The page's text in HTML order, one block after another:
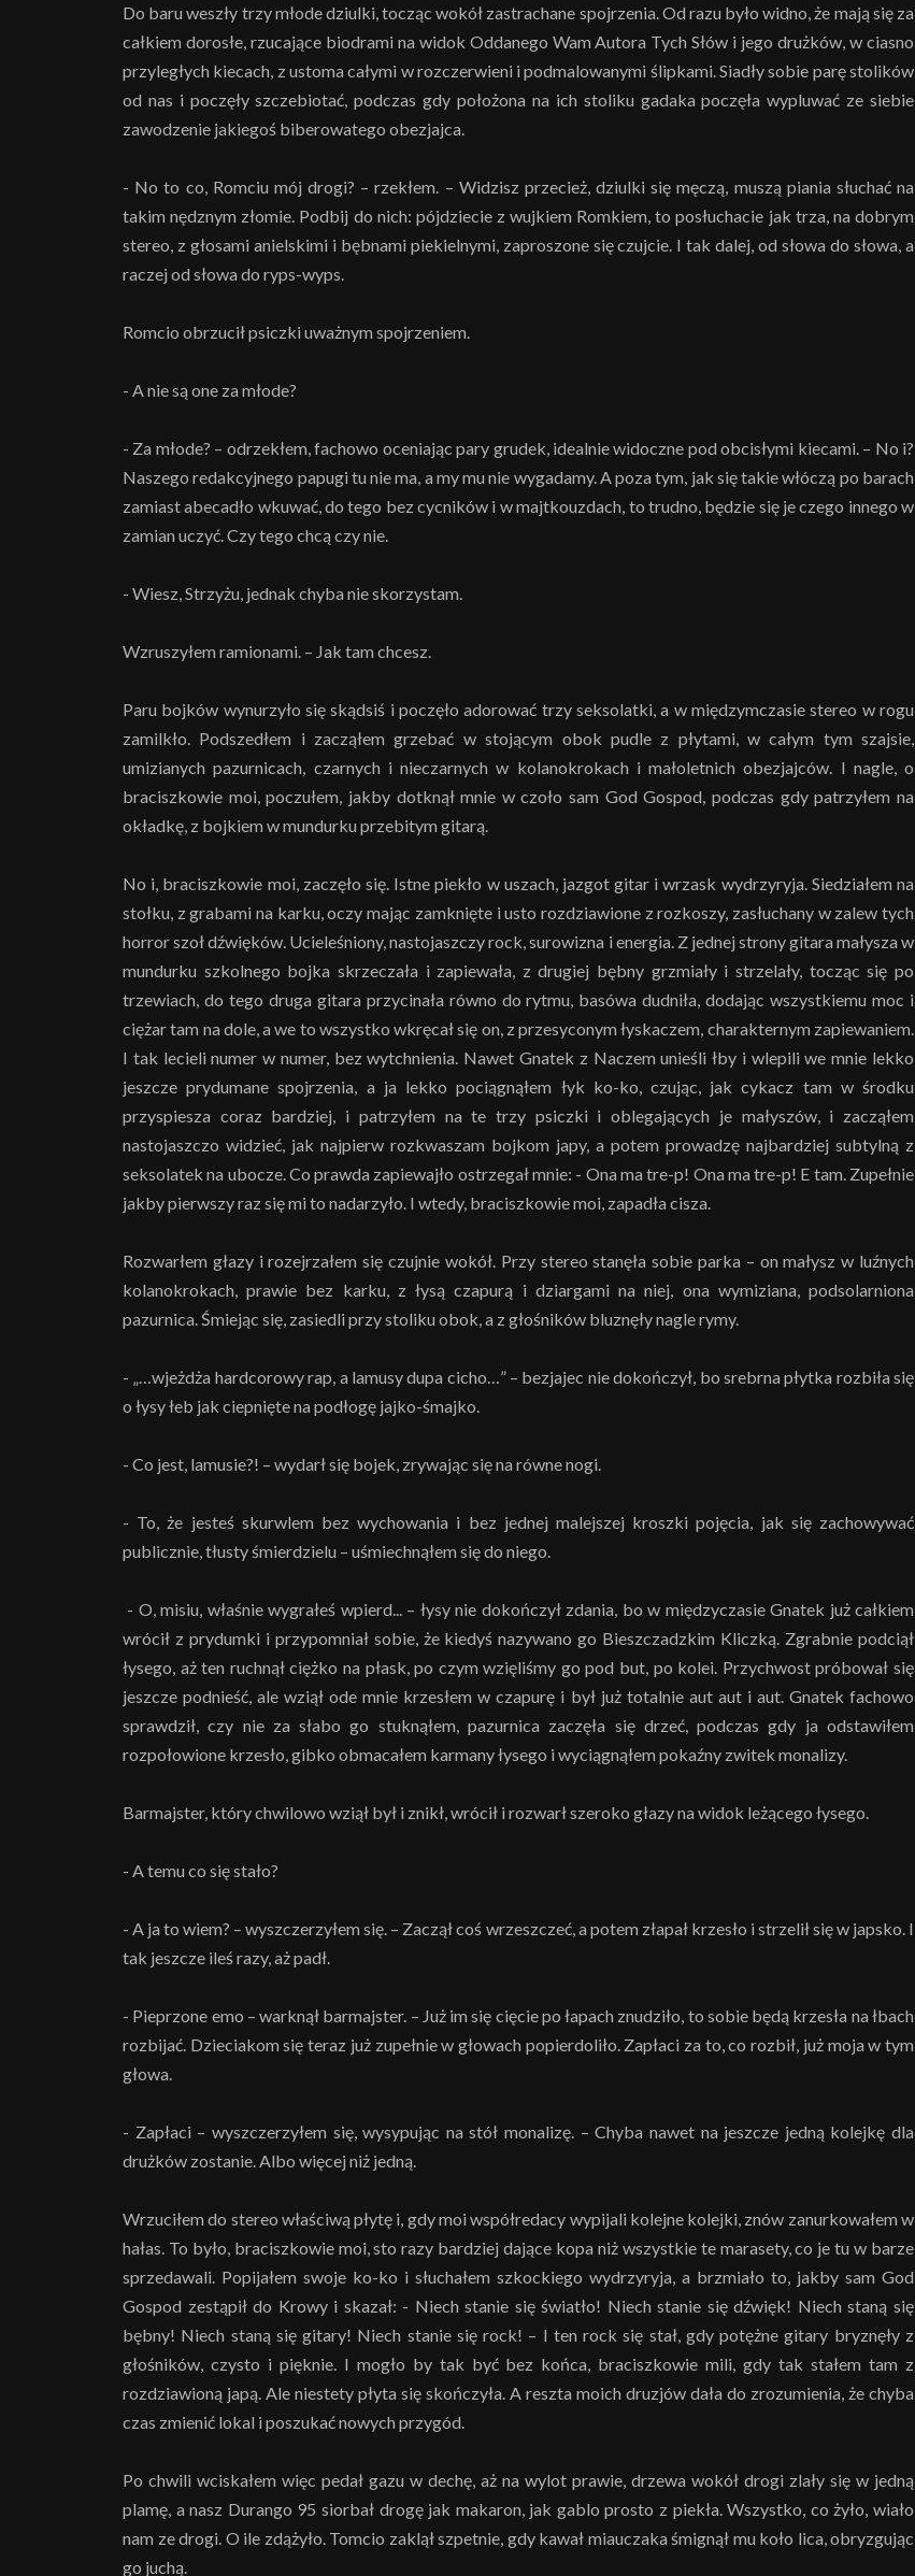
Do baru weszły trzy młode dziulki, tocząc wokół zastrachane spojrzenia. Od razu było widno, że mają się za
całkiem dorosłe, rzucające biodrami na widok Oddanego Wam Autora Tych Słów i jego drużków, w ciasno
przyległych kiecach, z ustoma całymi w rozczerwieni i podmalowanymi ślipkami. Siadły sobie parę stolików
od nas i poczęły szczebiotać, podczas gdy położona na ich stoliku gadaka poczęła wypluwać ze siebie
zawodzenie jakiegoś biberowatego obezjajca.
- No to co, Romciu mój drogi? – rzekłem. – Widzisz przecież, dziulki się męczą, muszą piania słuchać na
takim nędznym złomie. Podbij do nich: pójdziecie z wujkiem Romkiem, to posłuchacie jak trza, na dobrym
stereo, z głosami anielskimi i bębnami piekielnymi, zaproszone się czujcie. I tak dalej, od słowa do słowa, a
raczej od słowa do ryps-wyps.
Romcio obrzucił psiczki uważnym spojrzeniem.
- A nie są one za młode?
- Za młode? – odrzekłem, fachowo oceniając pary grudek, idealnie widoczne pod obcisłymi kiecami. – No i?
Naszego redakcyjnego papugi tu nie ma, a my mu nie wygadamy. A poza tym, jak się takie włóczą po barach
zamiast abecadło wkuwać, do tego bez cycników i w majtkouzdach, to trudno, będzie się je czego innego w
zamian uczyć. Czy tego chcą czy nie.
- Wiesz, Strzyżu, jednak chyba nie skorzystam.
Wzruszyłem ramionami. – Jak tam chcesz.
Paru bojków wynurzyło się skądsiś i poczęło adorować trzy seksolatki, a w międzymczasie stereo w rogu
zamilkło. Podszedłem i zacząłem grzebać w stojącym obok pudle z płytami, w całym tym szajsie,
umizianych pazurnicach, czarnych i nieczarnych w kolanokrokach i małoletnich obezjajców. I nagle, o
braciszkowie moi, poczułem, jakby dotknął mnie w czoło sam God Gospod, podczas gdy patrzyłem na
okładkę, z bojkiem w mundurku przebitym gitarą.
No i, braciszkowie moi, zaczęło się. Istne piekło w uszach, jazgot gitar i wrzask wydrzyryja. Siedziałem na
stołku, z grabami na karku, oczy mając zamknięte i usto rozdziawione z rozkoszy, zasłuchany w zalew tych
horror szoł dźwięków. Ucieleśniony, nastojaszczy rock, surowizna i energia. Z jednej strony gitara małysza w
mundurku szkolnego bojka skrzeczała i zapiewała, z drugiej bębny grzmiały i strzelały, tocząc się po
trzewiach, do tego druga gitara przycinała równo do rytmu, basówa dudniła, dodając wszystkiemu moc i
ciężar tam na dole, a we to wszystko wkręcał się on, z przesyconym łyskaczem, charakternym zapiewaniem.
I tak lecieli numer w numer, bez wytchnienia. Nawet Gnatek z Naczem unieśli łby i wlepili we mnie lekko
jeszcze prydumane spojrzenia, a ja lekko pociągnąłem łyk ko-ko, czując, jak cykacz tam w środku
przyspiesza coraz bardziej, i patrzyłem na te trzy psiczki i oblegających je małyszów, i zacząłem
nastojaszczo widzieć, jak najpierw rozkwaszam bojkom japy, a potem prowadzę najbardziej subtylną z
seksolatek na ubocze. Co prawda zapiewajło ostrzegał mnie: - Ona ma tre-p! Ona ma tre-p! E tam. Zupełnie
jakby pierwszy raz się mi to nadarzyło. I wtedy, braciszkowie moi, zapadła cisza.
Rozwarłem głazy i rozejrzałem się czujnie wokół. Przy stereo stanęła sobie parka – on małysz w luźnych
kolanokrokach, prawie bez karku, z łysą czapurą i dziargami na niej, ona wymiziana, podsolarniona
pazurnica. Śmiejąc się, zasiedli przy stoliku obok, a z głośników bluznęły nagle rymy.
- „…wjeżdża hardcorowy rap, a lamusy dupa cicho…” – bezjajec nie dokończył, bo srebrna płytka rozbiła się
o łysy łeb jak ciepnięte na podłogę jajko-śmajko.
- Co jest, lamusie?! – wydarł się bojek, zrywając się na równe nogi.
- To, że jesteś skurwlem bez wychowania i bez jednej malejszej kroszki pojęcia, jak się zachowywać
publicznie, tłusty śmierdzielu – uśmiechnąłem się do niego.
- O, misiu, właśnie wygrałeś wpierd... – łysy nie dokończył zdania, bo w międzyczasie Gnatek już całkiem
wrócił z prydumki i przypomniał sobie, że kiedyś nazywano go Bieszczadzkim Kliczką. Zgrabnie podciął
łysego, aż ten ruchnął ciężko na płask, po czym wzięliśmy go pod but, po kolei. Przychwost próbował się
jeszcze podnieść, ale wziął ode mnie krzesłem w czapurę i był już totalnie aut aut i aut. Gnatek fachowo
sprawdził, czy nie za słabo go stuknąłem, pazurnica zaczęła się drzeć, podczas gdy ja odstawiłem
rozpołowione krzesło, gibko obmacałem karmany łysego i wyciągnąłem pokaźny zwitek monalizy.
Barmajster, który chwilowo wziął był i znikł, wrócił i rozwarł szeroko głazy na widok leżącego łysego.
- A temu co się stało?
- A ja to wiem? – wyszczerzyłem się. – Zaczął coś wrzeszczeć, a potem złapał krzesło i strzelił się w japsko. I
tak jeszcze ileś razy, aż padł.
- Pieprzone emo – warknął barmajster. – Już im się cięcie po łapach znudziło, to sobie będą krzesła na łbach
rozbijać. Dzieciakom się teraz już zupełnie w głowach popierdoliło. Zapłaci za to, co rozbił, już moja w tym
głowa.
- Zapłaci – wyszczerzyłem się, wysypując na stół monalizę. – Chyba nawet na jeszcze jedną kolejkę dla
drużków zostanie. Albo więcej niż jedną.
Wrzuciłem do stereo właściwą płytę i, gdy moi współredacy wypijali kolejne kolejki, znów zanurkowałem w
hałas. To było, braciszkowie moi, sto razy bardziej dające kopa niż wszystkie te marasety, co je tu w barze
sprzedawali. Popijałem swoje ko-ko i słuchałem szkockiego wydrzyryja, a brzmiało to, jakby sam God
Gospod zestąpił do Krowy i skazał: - Niech stanie się światło! Niech stanie się dźwięk! Niech staną się
bębny! Niech staną się gitary! Niech stanie się rock! – I ten rock się stał, gdy potężne gitary bryznęły z
głośników, czysto i pięknie. I mogło by tak być bez końca, braciszkowie mili, gdy tak stałem tam z
rozdziawioną japą. Ale niestety płyta się skończyła. A reszta moich druzjów dała do zrozumienia, że chyba
czas zmienić lokal i poszukać nowych przygód.
Po chwili wciskałem więc pedał gazu w dechę, aż na wylot prawie, drzewa wokół drogi zlały się w jedną
plamę, a nasz Durango 95 siorbał drogę jak makaron, jak gablo prosto z piekła. Wszystko, co żyło, wiało
nam ze drogi. O ile zdążyło. Tomcio zaklął szpetnie, gdy kawał miauczaka śmignął mu koło lica, obryzgując
go juchą.